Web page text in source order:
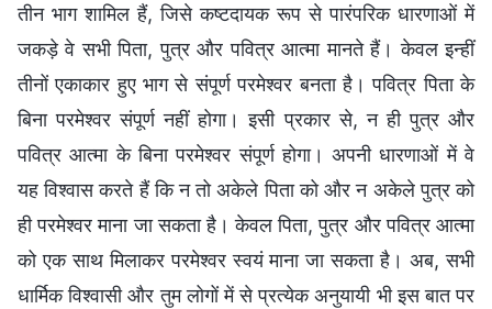
तीन भाग शामिल हैं, जिसे कष्टदायक रूप से पारंपरिक धारणाओं में
जकड़े वे सभी पिता, पुत्र और पवित्र आत्मा मानते हैं। केवल इन्हीं
तीनों एकाकार हुए भाग से संपूर्ण परमेश्वर बनता है। पवित्र पिता के
बिना परमेश्वर संपूर्ण नहीं होगा। इसी प्रकार से, न ही पुत्र और
पवित्र आत्मा के बिना परमेश्वर संपूर्ण होगा। अपनी धारणाओं में वे
यह विश्वास करते हैं कि न तो अकेले पिता को और न अकेले पुत्र को
ही परमेश्वर माना जा सकता है। केवल पिता, पुत्र और पवित्र आत्मा
को एक साथ मिलाकर परमेश्वर स्वयं माना जा सकता है। अब, सभी
धार्मिक विश्वासी और तुम लोगों में से प्रत्येक अनुयायी भी इस बात पर